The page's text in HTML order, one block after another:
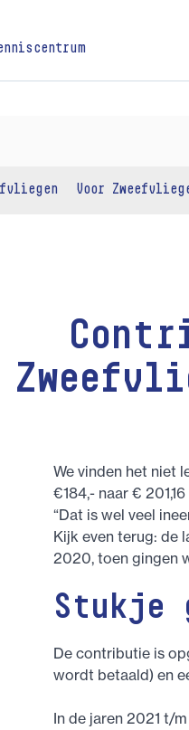
Voor
We vinden het niet
€184,- naar €
“Dat is wel veel
Kijk even terug: de
2020, toen gingen
Stukje
De contributie is
wordt betaald) en
In de jaren 2021 t/